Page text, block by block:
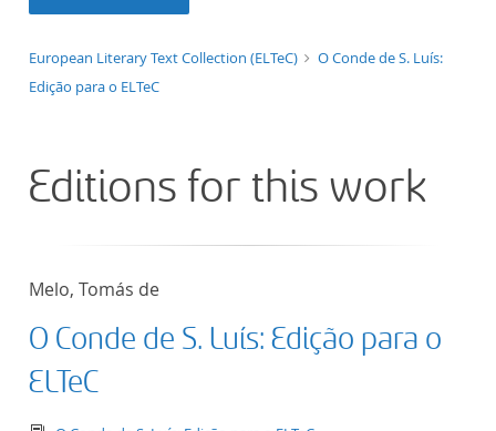
European Literary Text Collection (ELTeC)
O Conde de S. Luís:
Edição para o ELTeC
Editions for this work
Melo, Tomás de
O Conde de S. Luís: Edição para o
ELTeC